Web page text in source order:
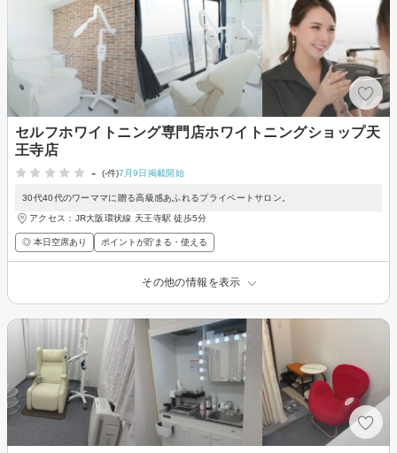
セルフホワイトニング専門店ホワイトニングショップ天
王寺店
-
(-件)7月9日掲載開始
30代40代のワーママに贈る高級感あふれるプライベートサロン。
アクセス：JR大阪環状線 天王寺駅 徒歩5分
◎ 本日空席あり ポイントが貯まる・使える
その他の情報を表示